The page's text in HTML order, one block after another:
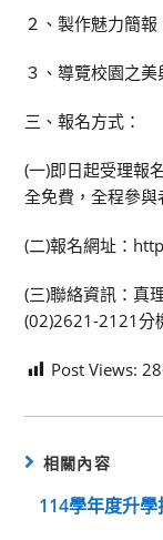
２、製作魅力簡報
３、導覽校園之美
三、報名方式：
(一)即日起受理報
全免費，全程參與
(二)報名網址：
(三)聯絡資訊：真
(02)2621-2121分
Post Views:
相關內容
114學年度升